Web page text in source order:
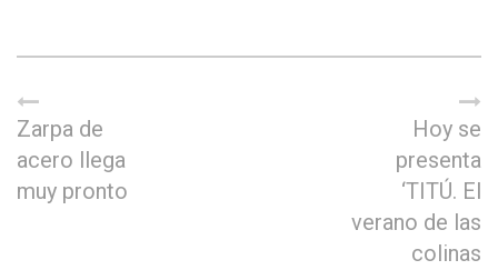
Zarpa de
acero llega
muy pronto
Hoy se
presenta
‘TITÚ. El
verano de las
colinas